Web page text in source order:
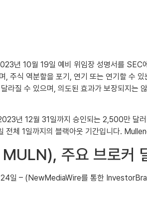
년 10월 19일 예비 위임장 성명서를 SEC
주식 역분할을 포기, 연기 또는 연기할 수
라질 수 있으며, 의도된 효과가 보장되지
년 12월 31일까지 승인되는 2,500만 달
체 1일까지의 블랙아웃 기간입니다.
주요 브로커
일 – (NewMediaWire를 통한